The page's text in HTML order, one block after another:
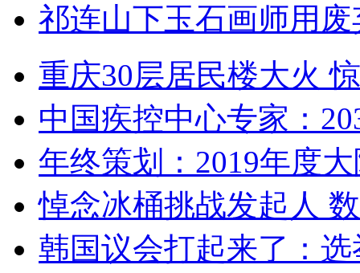
祁连山下玉石画师用
重庆30层居民楼大火
中国疾控中心专家：
年终策划：2019年度
悼念冰桶挑战发起人
韩国议会打起来了：